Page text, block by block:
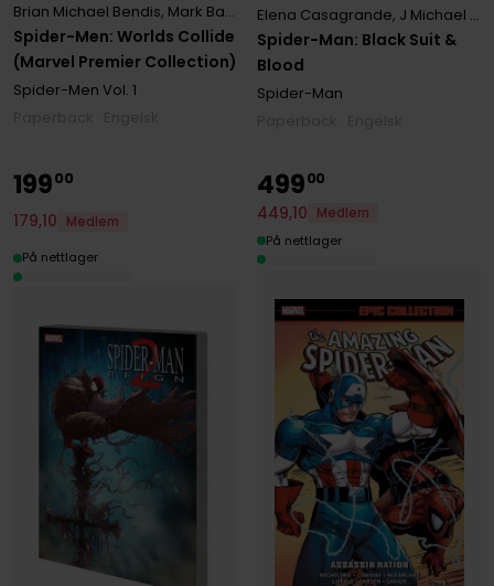
Spider-Men: Worlds Collide
(Marvel Premier Collection)
Brian Michael Bendis, Mark Bagley ,Sara Pichelli
Spider-Men Vol. 1
Spider-Man: Black Suit &
Blood
Elena Casagrande, J Michael Straczynski
Spider-Man
19900
179,10 Medlem
På nettlager
49900
449,10
Medlem
På nettlager